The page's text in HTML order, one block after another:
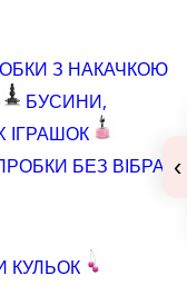
З НАКАЧКОЮ
БУСИНИ,
БЕЗ ВІБРАЦІЇ
КУЛЬОК
‹